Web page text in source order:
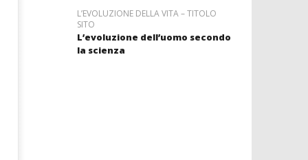
L’EVOLUZIONE DELLA VITA – TITOLO
SITO
L’evoluzione dell’uomo secondo
la scienza